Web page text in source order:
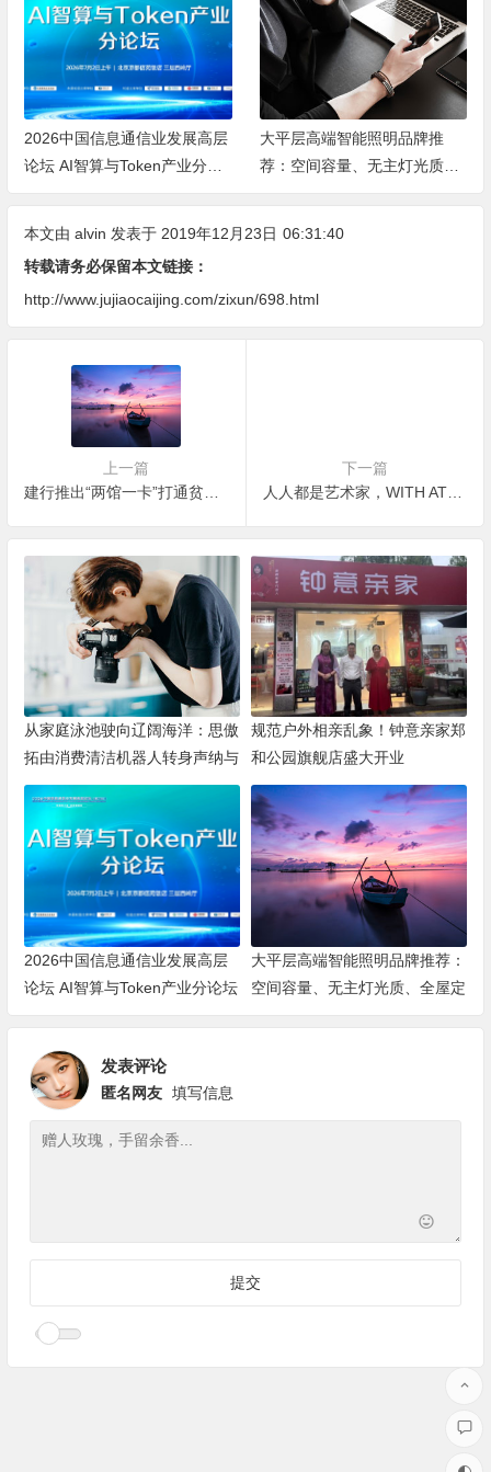
2026中国信息通信业发展高层
论坛 AI智算与Token产业分论
坛顺利举办
大平层高端智能照明品牌推
荐：空间容量、无主灯光质、
全屋定制、长期售后四个维度
本文由 alvin 发表于 2019年12月23日 06:31:40
转载请务必保留本文链接：
http://www.jujiaocaijing.com/zixun/698.html
上一篇
下一篇
人人都是艺术家，WITH ATTITUDE表示彩妆就要有态度
从家庭泳池驶向辽阔海洋：思傲
拓由消费清洁机器人转身声纳与
海洋机器人赛道
规范户外相亲乱象！钟意亲家郑
和公园旗舰店盛大开业
2026中国信息通信业发展高层
论坛 AI智算与Token产业分论坛
顺利举办
大平层高端智能照明品牌推荐：
空间容量、无主灯光质、全屋定
制、长期售后四个维度全解析
发表评论
匿名网友 填写信息